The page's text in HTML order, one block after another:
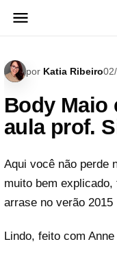
para
por Katia Ribeiro
Body Maio
aula prof.
Aqui você não perde
muito bem
arrase no verão 2015
Lindo, feito com